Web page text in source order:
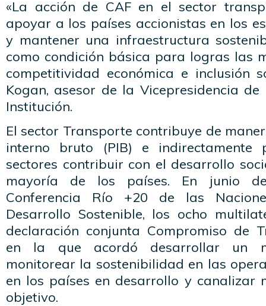
«La acción de CAF en el sector
apoyar a los países accionistas en los
y mantener una infraestructura
como condición básica para logras las
competitividad económica e inclusión
Kogan, asesor de la Vicepresidencia
Institución.
El sector Transporte contribuye de
interno bruto (PIB) e
sectores contribuir con el desarrollo
mayoría de los países. En junio
Conferencia Río +20 de las
Desarrollo Sostenible, los ocho
declaración conjunta Compromiso de
en la que acordó desarrollar un
monitorear la sostenibilidad en las
en los países en desarrollo y canalizar
objetivo.